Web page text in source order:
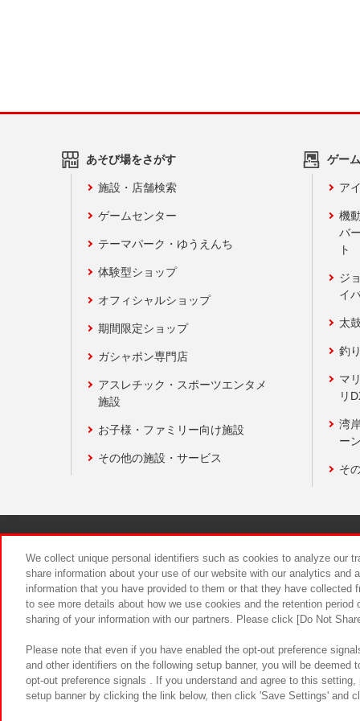
あそび場をさがす
施設・店舗検索
ゲームセンター
テーマパーク・ゆうえんち
体験型ショップ
オフィシャルショップ
期間限定ショップ
ガシャポン専門店
アスレチック・スポーツエンタメ
施設
お子様・ファミリー向け施設
その他の施設・サービス
ゲー
ア
機
バ
ト
ジ
イ
太
釣
マ
リ
湾
ー
そ
食品のご
We collect unique personal identifiers such as cookies to analyze our
share information about your use of our website with our analytics and
information that you have provided to them or that they have
to see more details about how we use cookies and the retention
sharing of your information with our partners. Please click [Do Not
Please note that even if you have enabled the opt-out preference
and other identifiers on the following setup banner, you will be
opt-out preference signals . If you understand and agree to this
setup banner by clicking the link below, then click 'Save Settings' and